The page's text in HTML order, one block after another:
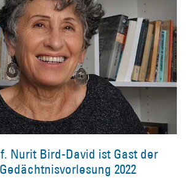
Nurit Bird-David ist Gast der
2022